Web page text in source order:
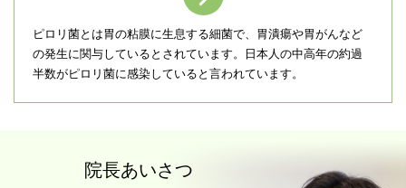
ピロリ菌とは胃の粘膜に生息する細菌で、胃潰瘍や胃がんなど
の発生に関与しているとされています。日本人の中高年の約過
半数がピロリ菌に感染していると言われています。
院長あいさつ